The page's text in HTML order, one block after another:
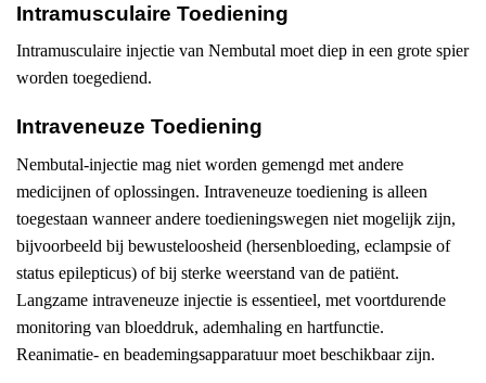
Intramusculaire Toediening
Intramusculaire injectie van Nembutal moet diep in een grote spier
worden toegediend.
Intraveneuze Toediening
Nembutal-injectie mag niet worden gemengd met andere
medicijnen of oplossingen. Intraveneuze toediening is alleen
toegestaan wanneer andere toedieningswegen niet mogelijk zijn,
bijvoorbeeld bij bewusteloosheid (hersenbloeding, eclampsie of
status epilepticus) of bij sterke weerstand van de patiënt.
Langzame intraveneuze injectie is essentieel, met voortdurende
monitoring van bloeddruk, ademhaling en hartfunctie.
Reanimatie- en beademingsapparatuur moet beschikbaar zijn.